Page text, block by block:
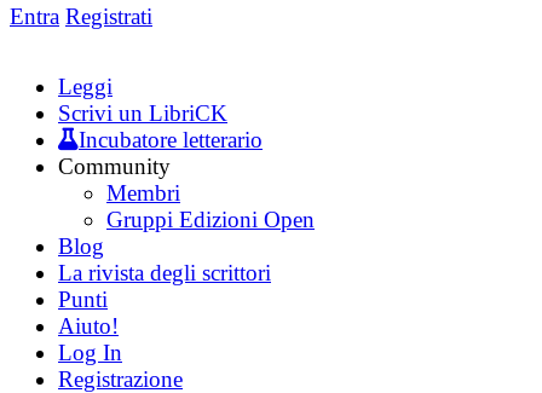
Entra Registrati
Leggi
Scrivi un LibriCK
Incubatore letterario
Community
Membri
Gruppi Edizioni Open
Blog
La rivista degli scrittori
Punti
Aiuto!
Log In
Registrazione